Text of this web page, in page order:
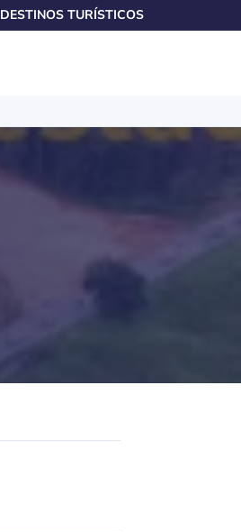
DESTINOS TURÍSTICOS